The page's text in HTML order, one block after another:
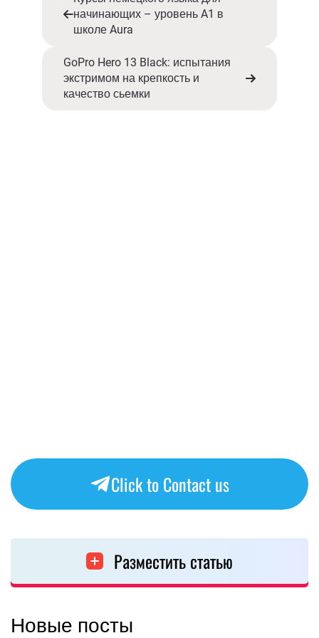
начинающих – уровень A1 в
школе Aura
GoPro Hero 13 Black: испытания
экстримом на крепкость и
качество сьемки
Click to Contact us
Разместить статью
Новые посты